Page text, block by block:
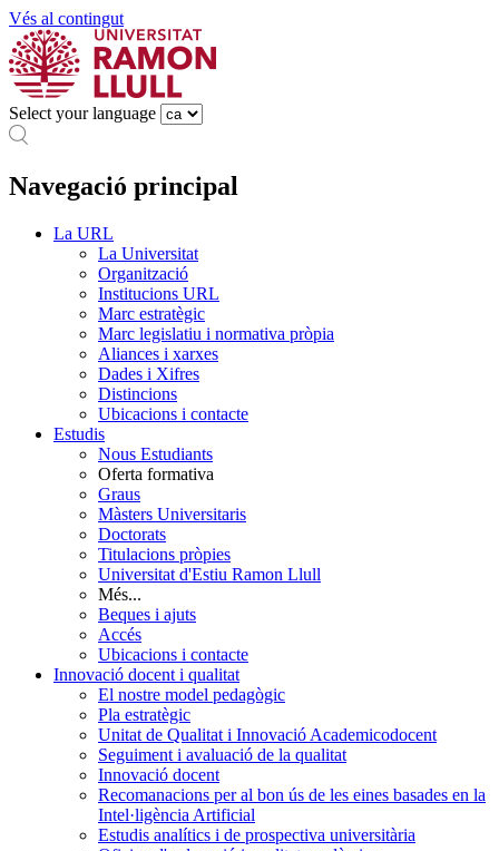
Vés al contingut
Select your language
Navegació principal
La URL
La Universitat
Organització
Institucions URL
Marc estratègic
Marc legislatiu i normativa pròpia
Aliances i xarxes
Dades i Xifres
Distincions
Ubicacions i contacte
Estudis
Nous Estudiants
Oferta formativa
Graus
Màsters Universitaris
Doctorats
Titulacions pròpies
Universitat d'Estiu Ramon Llull
Més...
Beques i ajuts
Accés
Ubicacions i contacte
Innovació docent i qualitat
El nostre model pedagògic
Pla estratègic
Unitat de Qualitat i Innovació Academicodocent
Seguiment i avaluació de la qualitat
Innovació docent
Recomanacions per al bon ús de les eines basades en la
Intel·ligència Artificial
Estudis analítics i de prospectiva universitària